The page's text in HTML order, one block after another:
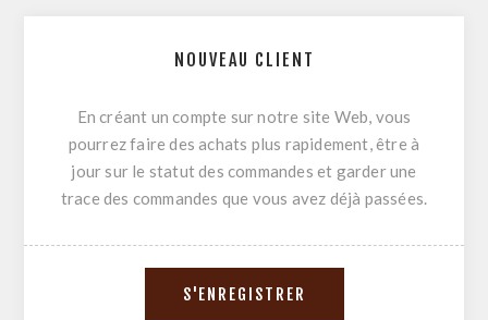
NOUVEAU CLIENT
En créant un compte sur notre site Web, vous
pourrez faire des achats plus rapidement, être à
jour sur le statut des commandes et garder une
trace des commandes que vous avez déjà passées.